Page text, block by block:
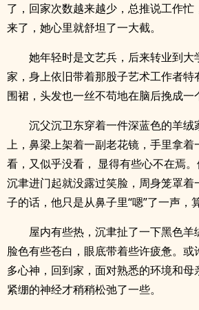
了，回家次数越来越少，总推说工作忙
来了，她心里就舒坦了一大截。
她年轻时是文艺兵，后来转业到大
家，身上依旧带着那股子艺术工作者特
围裙，头发也一丝不苟地在脑后挽成一
沉父沉卫东穿着一件深蓝色的羊绒
上，鼻梁上架着一副老花镜，手里拿着
看，又似乎没看， 显得有些心不在焉
沉聿进门起就没露过笑脸，周身笼罩着
子的话，他只是从鼻子里“嗯”了一声，
屋内有些热，沉聿扯了一下黑色羊
脸色有些苍白，眼底带着些许疲惫。或
多心神，回到家，面对熟悉的环境和母
紧绷的神经才稍稍松弛了一些。